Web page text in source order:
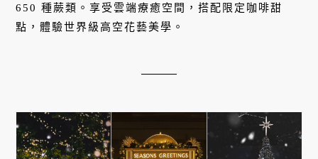
650 種蕨類。享受雲端療癒空間，搭配限定咖啡甜
點，體驗世界級高空花藝美學。